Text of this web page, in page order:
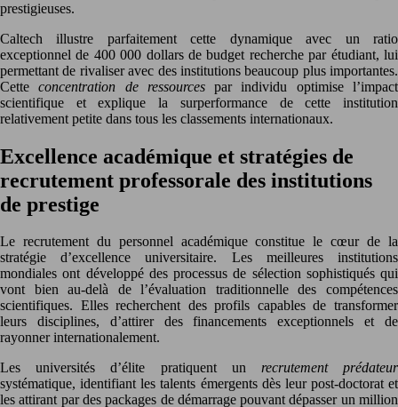
prestigieuses.
Caltech illustre parfaitement cette dynamique avec un ratio
exceptionnel de 400 000 dollars de budget recherche par étudiant, lui
permettant de rivaliser avec des institutions beaucoup plus importantes.
Cetteconcentration de ressourcespar individu optimise l’impact
scientifique et explique la surperformance de cette institution
relativement petite dans tous les classements internationaux.
Excellence académique et stratégies de
recrutement professorale des institutions
de prestige
Le recrutement du personnel académique constitue le cœur de la
stratégie d’excellence universitaire. Les meilleures institutions
mondiales ont développé des processus de sélection sophistiqués qui
vont bien au-delà de l’évaluation traditionnelle des compétences
scientifiques. Elles recherchent des profils capables de transformer
leurs disciplines, d’attirer des financements exceptionnels et de
rayonner internationalement.
Les universités d’élite pratiquent un recrutement prédateur
systématique, identifiant les talents émergents dès leur post-doctorat et
les attirant par des packages de démarrage pouvant dépasser un million